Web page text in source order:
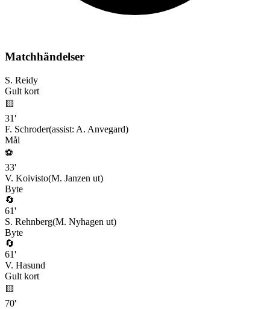
Matchhändelser
S. Reidy
Gult kort
🟨
31'
F. Schroder(assist: A. Anvegard)
Mål
⚽
33'
V. Koivisto(M. Janzen ut)
Byte
🔄
61'
S. Rehnberg(M. Nyhagen ut)
Byte
🔄
61'
V. Hasund
Gult kort
🟨
70'